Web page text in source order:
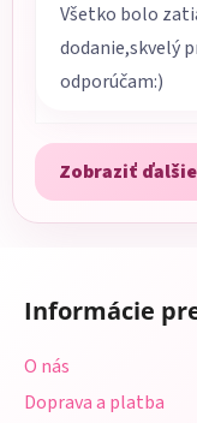
Všetko bolo
dodanie,skvelý
odporúčam:)
Zobraziť
Informácie
O nás
Doprava a platba